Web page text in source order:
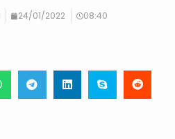
24/01/2022 08:40